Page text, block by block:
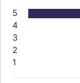
5
4
3
2
1